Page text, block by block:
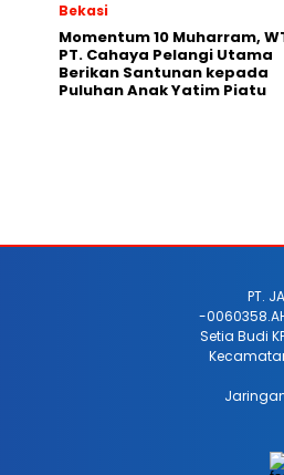
Bekasi
Momentum 10 Muharram,
PT. Cahaya Pelangi Utama
Berikan Santunan kepada
Puluhan Anak Yatim Piatu
PT.
-
Setia Budi